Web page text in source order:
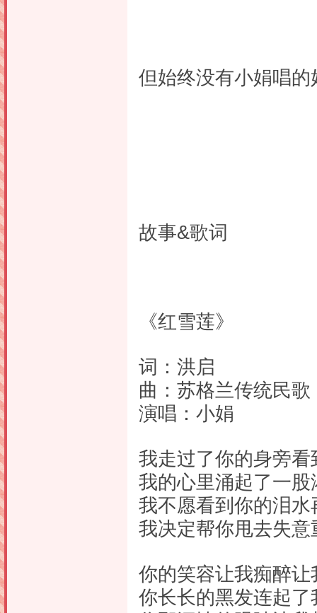
但始终没有小娟唱的
故事&歌词
《红雪莲》
词：洪启
曲：苏格兰传统民歌
演唱：小娟
我走过了你的身旁
我的心里涌起了一股
我不愿看到你的泪水
我决定帮你甩去失
你的笑容让我痴醉
你长长的黑发连起